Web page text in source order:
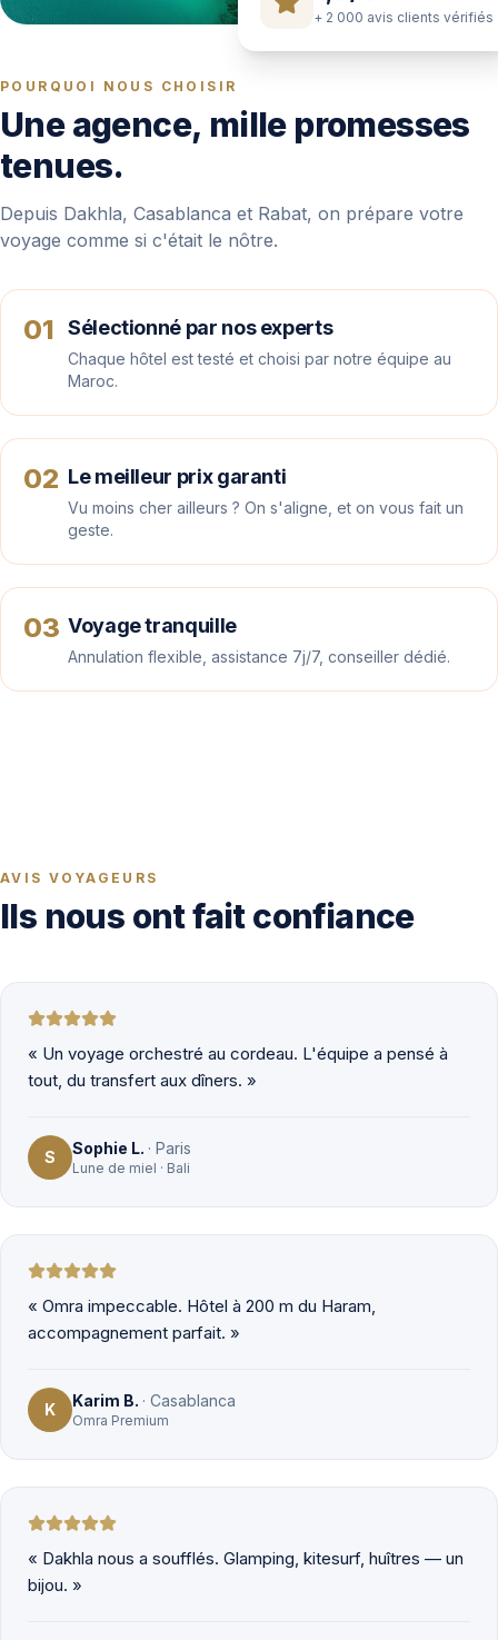
+ 2 000 avis clients vérifiés
POURQUOI NOUS CHOISIR
Une agence, mille promesses
tenues.
Depuis Dakhla, Casablanca et Rabat, on prépare votre
voyage comme si c'était le nôtre.
01 Sélectionné par nos experts
Chaque hôtel est testé et choisi par notre équipe au
Maroc.
02 Le meilleur prix garanti
Vu moins cher ailleurs ? On s'aligne, et on vous fait un
geste.
03 Voyage tranquille
Annulation flexible, assistance 7j/7, conseiller dédié.
AVIS VOYAGEURS
Ils nous ont fait confiance
« Un voyage orchestré au cordeau. L'équipe a pensé à
tout, du transfert aux dîners. »
S Sophie L. · Paris
Lune de miel · Bali
« Omra impeccable. Hôtel à 200 m du Haram,
accompagnement parfait. »
K Karim B. · Casablanca
Omra Premium
« Dakhla nous a soufflés. Glamping, kitesurf, huîtres — un
bijou. »